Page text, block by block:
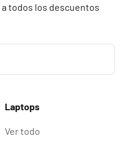
todos los descuentos
Laptops
Ver todo